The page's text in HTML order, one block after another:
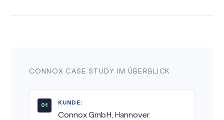
CONNOX CASE STUDY IM ÜBERBLICK
KUNDE:
Connox GmbH, Hannover.